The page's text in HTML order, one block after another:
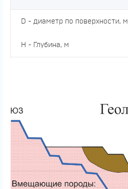
D - диаметр по поверхности, м
H - Глубина, м